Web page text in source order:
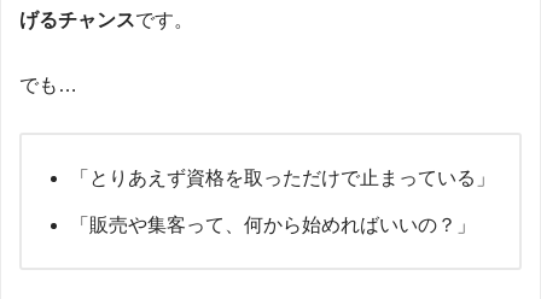
げるチャンスです。
でも…
「とりあえず資格を取っただけで止まっている」
「販売や集客って、何から始めればいいの？」